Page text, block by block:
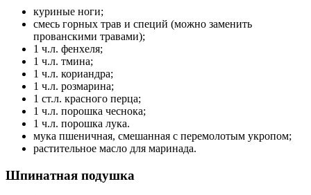
куриные ноги;
смесь горных трав и специй (можно заменить
прованскими травами);
1 ч.л. фенхеля;
1 ч.л. тмина;
1 ч.л. кориандра;
1 ч.л. розмарина;
1 ст.л. красного перца;
1 ч.л. порошка чеснока;
1 ч.л. порошка лука.
мука пшеничная, смешанная с перемолотым укропом;
растительное масло для маринада.
Шпинатная подушка